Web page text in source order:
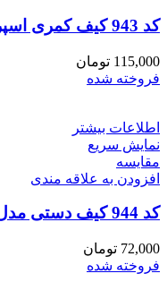
کد 943 کیف کمری اسپرت چرمی مونت بلانک
115,000 تومان
فروخته شده
اطلاعات بیشتر
نمایش سریع
مقايسه
افزودن به علاقه مندی
کد 944 کیف دستی مدل آندرامور
72,000 تومان
فروخته شده